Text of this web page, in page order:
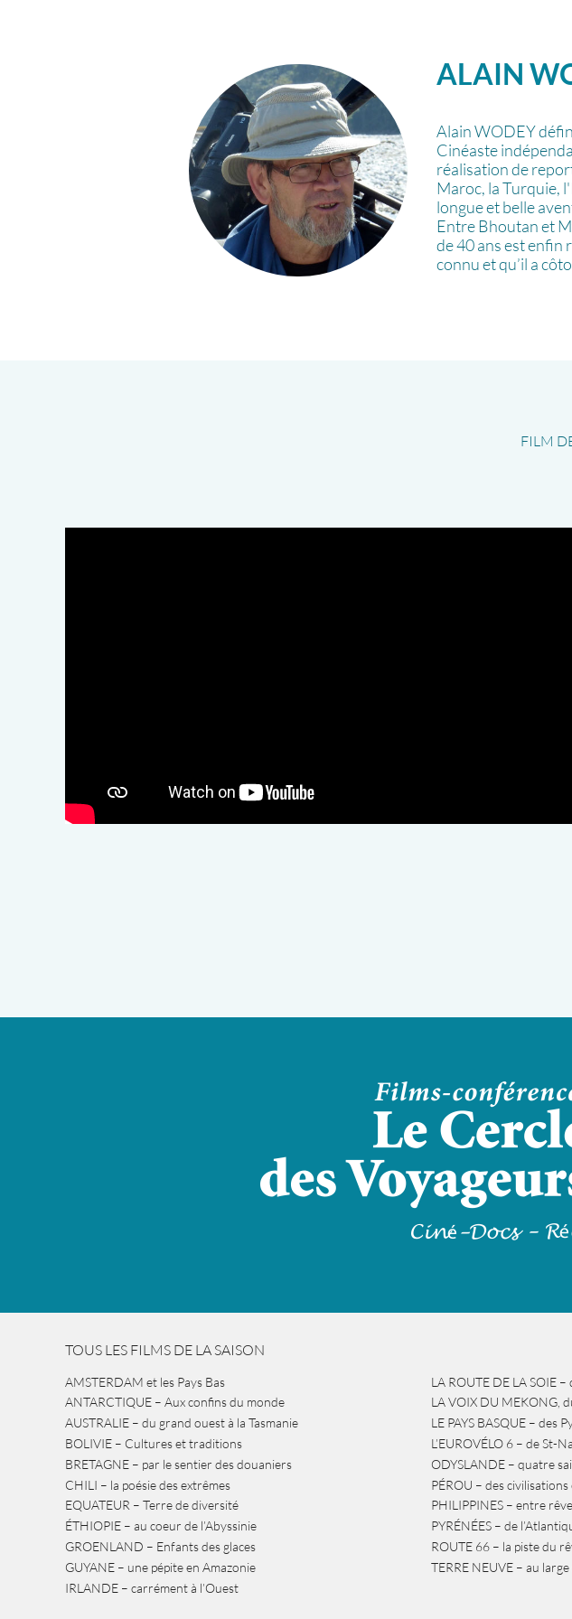
ALAIN
Alain WODEY
Cinéaste
réalisation de
Maroc, la Turquie,
longue et belle
Entre Bhoutan et
de 40 ans est enfin
connu et qu’il a
FILM
TOUS LES FILMS DE LA SAISON
AMSTERDAM et les Pays Bas
ANTARCTIQUE – Aux confins du monde
AUSTRALIE – du grand ouest à la Tasmanie
BOLIVIE – Cultures et traditions
BRETAGNE – par le sentier des douaniers
CHILI – la poésie des extrêmes
EQUATEUR – Terre de diversité
ÉTHIOPIE – au coeur de l’Abyssinie
GROENLAND – Enfants des glaces
GUYANE – une pépite en Amazonie
IRLANDE – carrément à l’Ouest
LA ROUTE DE LA SOIE
LA VOIX DU MEKONG,
LE PAYS BASQUE – des
L’EUROVÉLO 6 – de St-
ODYSLANDE – quatre
PÉROU – des
PHILIPPINES – entre
PYRÉNÉES – de
ROUTE 66 – la piste du
TERRE NEUVE – au